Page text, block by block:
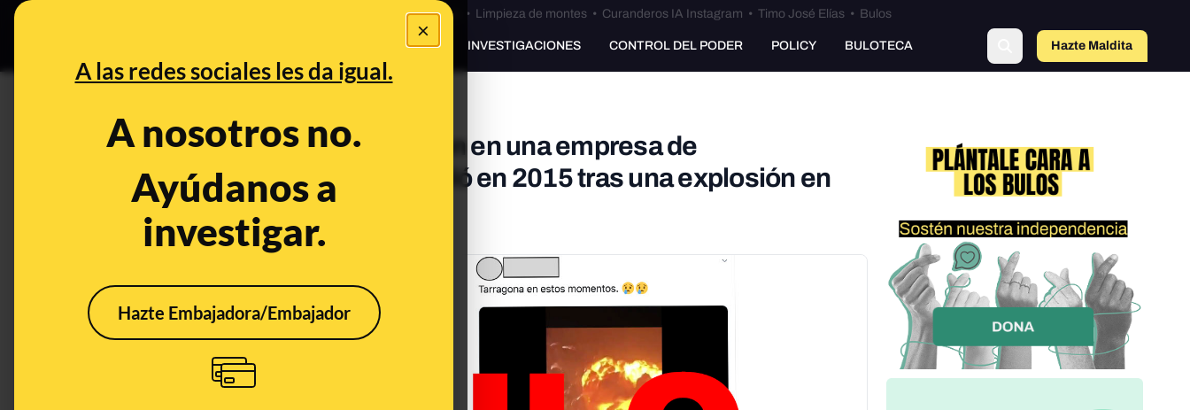
×
A las redes sociales les da igual.
A nosotros no.
Ayúdanos a
investigar.
Hazte Embajadora/Embajador
Bulos Ceuta • Limpieza de montes• Curanderos IA Instagram • Timo José Elías• Bulos
PREBUNKING INVESTIGACIONES CONTROL DEL PODER POLICY BULOTECA Hazte Maldita
No, este vídeo no es de la explosión en una empresa de
petroquímicos en Tarragona: circuló en 2015 tras una explosión en
Tianjin (China)
Jan 14, 2020, 8:28:35 PM